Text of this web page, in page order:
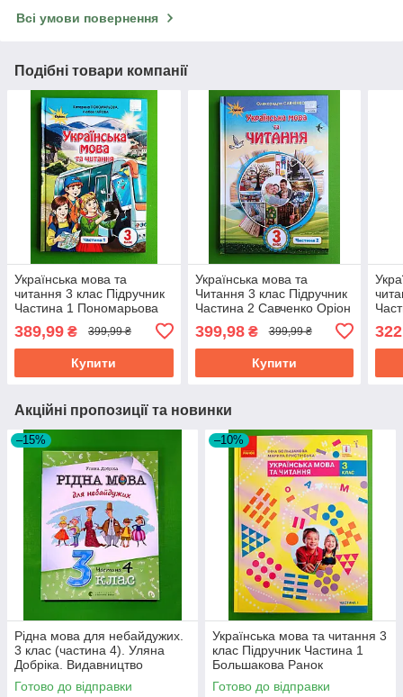
Всі умови повернення
Подібні товари компанії
Українська мова та
читання 3 клас Підручник
Частина 1 Пономарьова
389,99 ₴ 399,99 ₴
Купити
Українська мова та
Читання 3 клас Підручник
Частина 2 Савченко Оріон
399,98₴ 399,99 ₴
Купити
Акційні пропозиції та новинки
–15%
Рідна мова для небайдужих.
3 клас (частина 4). Уляна
Добріка. Видавництво
Старого Лева
Готово до відправки
–10%
Українська мова та читання 3
клас Підручник Частина 1
Большакова Ранок
Готово до відправки